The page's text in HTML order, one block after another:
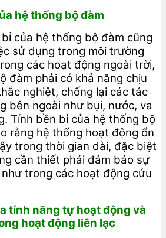
hệ thống bộ đàm
của hệ thống bộ đàm cũng
sử dụng trong môi trường
các hoạt động ngoài trời,
đàm phải có khả năng chịu
nghiệt, chống lại các tác
bên ngoài như bụi, nước, va
Tính bền bỉ của hệ thống bộ
rằng hệ thống hoạt động ổn
trong thời gian dài, đặc biệt
cần thiết phải đảm bảo sự
trong các hoạt động cứu
tính năng tự hoạt động và
hoạt động liên lạc